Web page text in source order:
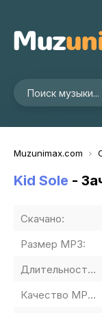
Muzunimax.com
Kid Sole -
Скачано:
Размер MP3:
Длительность MP3:
Качество MP3: